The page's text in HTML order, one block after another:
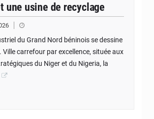
une usine de recyclage
du Grand Nord béninois se dessine
Ville carrefour par excellence, située aux
du Niger et du Nigeria, la